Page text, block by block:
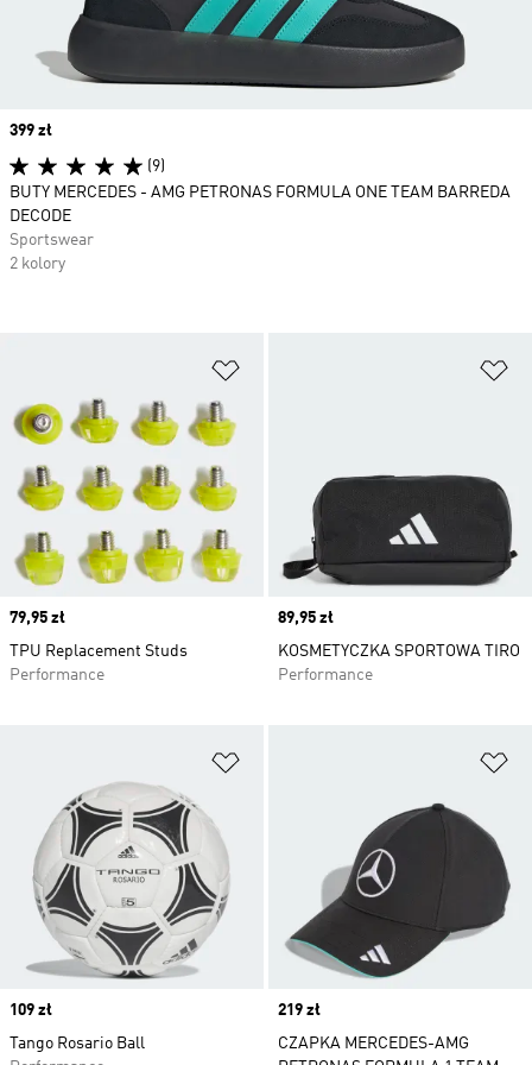
Price
79,95 zł
TPU Replacement Studs
Performance
Price
89,95 zł
KOSMETYCZKA SPORTOWA TIRO
Performance
Price
109 zł
Tango Rosario Ball
Price
219 zł
CZAPKA MERCEDES-AMG
Price
399 zł
(9)
BUTY MERCEDES - AMG PETRONAS FORMULA ONE TEAM BARREDA
DECODE
Sportswear
2 kolory